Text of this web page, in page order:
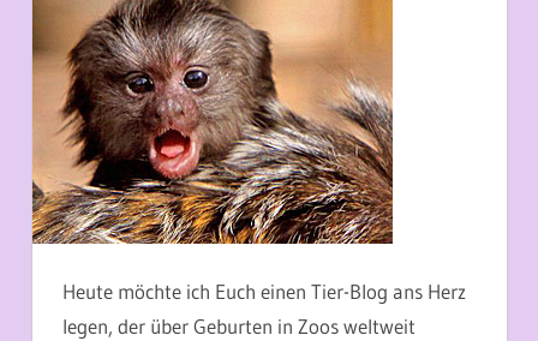
Heute möchte ich Euch einen Tier-Blog ans Herz
legen, der über Geburten in Zoos weltweit